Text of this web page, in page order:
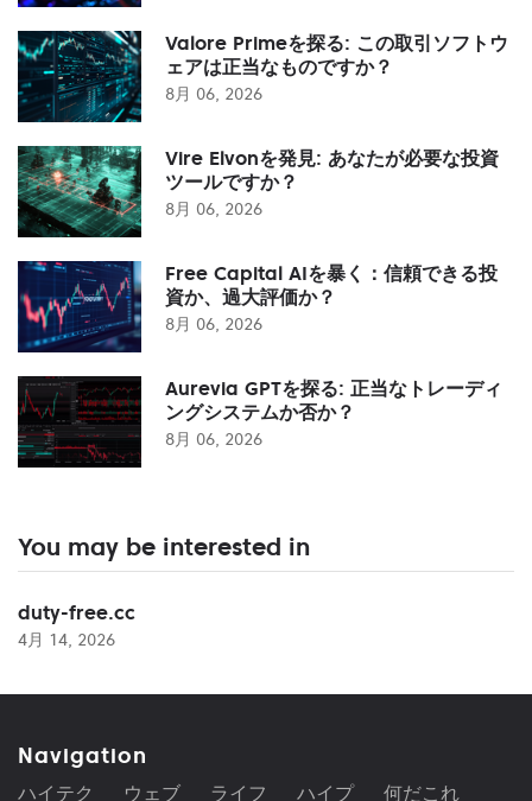
Valore Primeを探る: この取引ソフトウ
ェアは正当なものですか？
8月 06, 2026
Vire Elvonを発見: あなたが必要な投資
ツールですか？
8月 06, 2026
Free Capital AIを暴く：信頼できる投
資か、過大評価か？
8月 06, 2026
Aurevia GPTを探る: 正当なトレーディ
ングシステムか否か？
8月 06, 2026
You may be interested in
duty-free.cc
4月 14, 2026
Navigation
ハイテク ウェブ ライフ ハイプ 何だこれ